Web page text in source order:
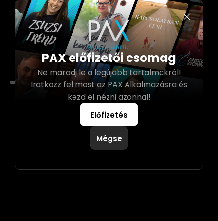
0:00
PAX előfizetői csomag
Ne maradj le a legújabb tartalmakról!
Iratkozz fel most az PAX Alkalmazásra és
kezd el nézni azonnal!
Mégse
Előfizetés